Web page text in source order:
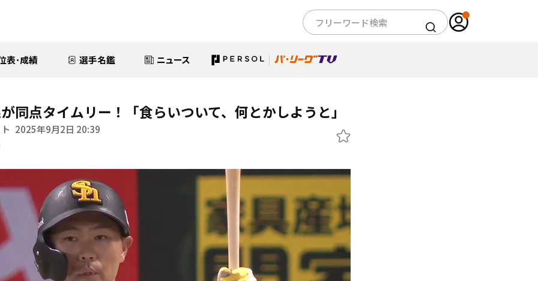
表･成績 選手名鑑 ニュース
同点タイムリー！「食らいついて、何とかしようと」
2025年9月2日 20:39